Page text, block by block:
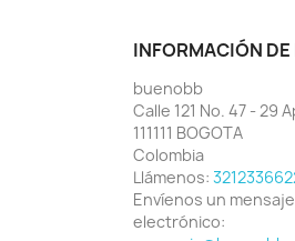
INFORMACIÓN
buenobb
Calle 121 No. 47 - 29
111111 BOGOTA
Colombia
Llámenos:
Envíenos un
electrónico: